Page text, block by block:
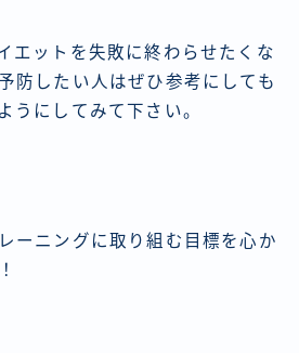
エットを失敗に終わらせたくな
防したい人はぜひ参考にしても
うにしてみて下さい。
ーニングに取り組む目標を心か